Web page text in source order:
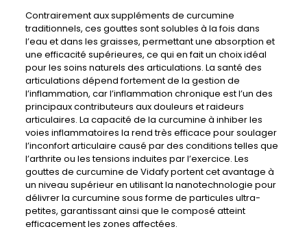
Contrairement aux suppléments de curcumine
traditionnels, ces gouttes sont solubles à la fois dans
l’eau et dans les graisses, permettant une absorption et
une efficacité supérieures, ce qui en fait un choix idéal
pour les soins naturels des articulations. La santé des
articulations dépend fortement de la gestion de
l’inflammation, car l’inflammation chronique est l’un des
principaux contributeurs aux douleurs et raideurs
articulaires. La capacité de la curcumine à inhiber les
voies inflammatoires la rend très efficace pour soulager
l’inconfort articulaire causé par des conditions telles que
l’arthrite ou les tensions induites par l’exercice. Les
gouttes de curcumine de Vidafy portent cet avantage à
un niveau supérieur en utilisant la nanotechnologie pour
délivrer la curcumine sous forme de particules ultra-
petites, garantissant ainsi que le composé atteint
efficacement les zones affectées.